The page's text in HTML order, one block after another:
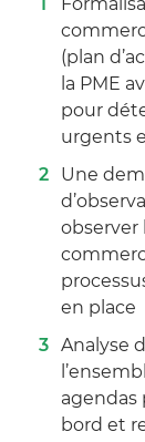
(plan
la PME
pour
urgents
Une
observer
en place
Analyse
agendas
bord et